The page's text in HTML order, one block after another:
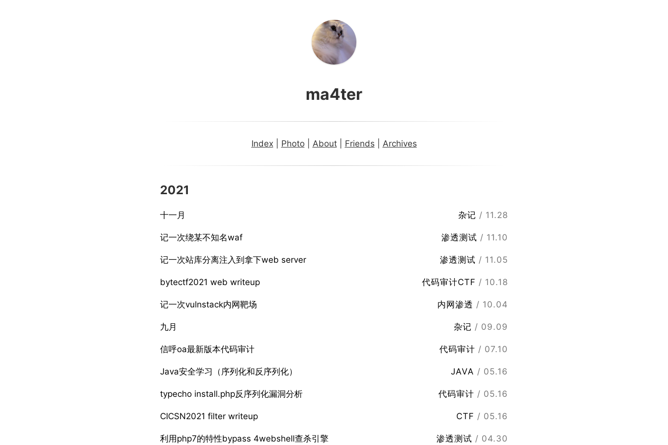
ma4ter
Index| Photo| About| Friends Archives
2021
杂记 / 11.28
十一月
渗透测试 / 11.10
记一次绕某不知名waf
渗透测试 / 11.05
记一次站库分离注入到拿下web server
代码审计CTF / 10.18
bytectf2021 web writeup
内网渗透 / 10.04
记一次vulnstack内网靶场
杂记 / 09.09
九月
代码审计 / 07.10
信呼oa最新版本代码审计
JAVA / 05.16
Java安全学习（序列化和反序列化）
代码审计 / 05.16
typecho install.php反序列化漏洞分析
CTF / 05.16
CICSN2021 filter writeup
渗透测试 / 04.30
利用php7的特性bypass 4webshell查杀引擎